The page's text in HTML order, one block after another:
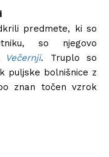
predmete, ki so
so njegovo
Večernji. Truplo so
puljske bolnišnice z
znan točen vzrok